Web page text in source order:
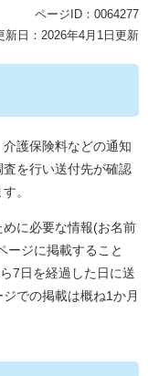
ページID：0064277
新日：2026年4月1日更新
護保険料などの通知
を行い送付先が確認
。
に必要な情報(お名前
ージに掲載すること
7日を経過した日に送
での掲載は概ね1か月